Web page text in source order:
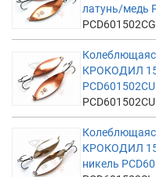
латунь/медь
PCD601502CG
КРОКОДИЛ
PCD601502CU
PCD601502CU
КРОКОДИЛ
никель